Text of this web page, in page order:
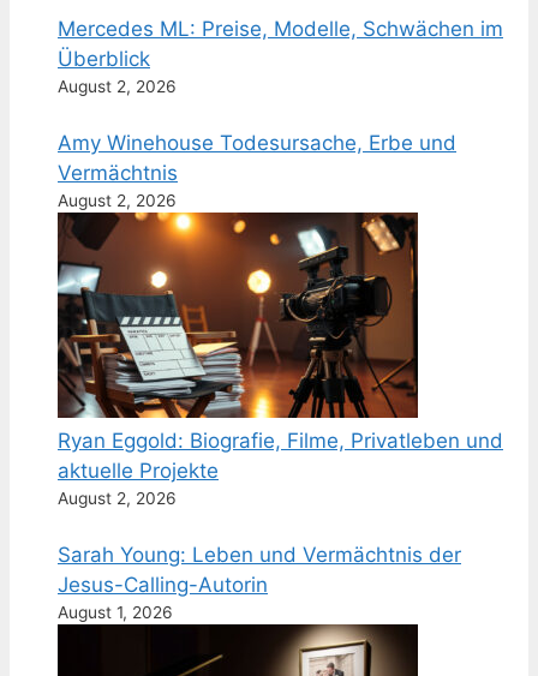
Mercedes ML: Preise, Modelle, Schwächen im
Überblick
August 2, 2026
Amy Winehouse Todesursache, Erbe und
Vermächtnis
August 2, 2026
Ryan Eggold: Biografie, Filme, Privatleben und
aktuelle Projekte
August 2, 2026
Sarah Young: Leben und Vermächtnis der
Jesus-Calling-Autorin
August 1, 2026